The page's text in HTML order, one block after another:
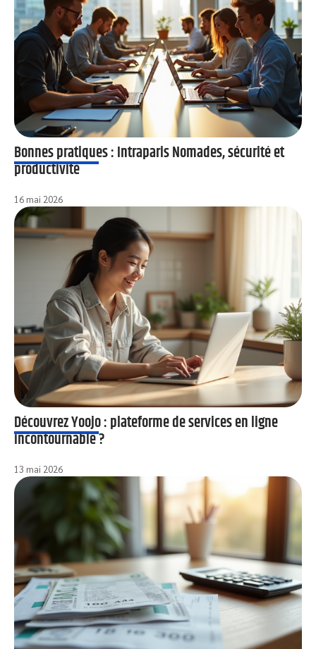
Bonnes pratiques : Intraparis Nomades, sécurité et
productivité
16 mai 2026
Découvrez Yoojo : plateforme de services en ligne
incontournable ?
13 mai 2026